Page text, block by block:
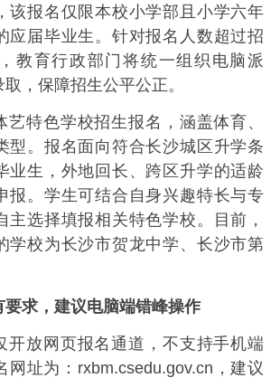
该报名仅限本校小学部且小学六年
应届毕业生。针对报名人数超过招
教育行政部门将统一组织电脑派
，保障招生公平公正。
艺特色学校招生报名，涵盖体育、
型。报名面向符合长沙城区升学条
业生，外地回长、跨区升学的适龄
报。学生可结合自身兴趣特长与专
主选择填报相关特色学校。目前，
学校为长沙市贺龙中学、长沙市第
要求，建议电脑端错峰操作
开放网页报名通道，不支持手机端
网址为：rxbm.csedu.gov.cn，建议